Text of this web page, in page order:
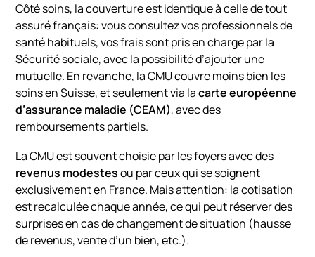
Côté soins, la couverture est identique à celle de tout
assuré français: vous consultez vos professionnels de
santé habituels, vos frais sont pris en charge par la
Sécurité sociale, avec la possibilité d’ajouter une
mutuelle. En revanche, la CMU couvre moins bien les
soins en Suisse, et seulement via lacarte européenne
d’assurance maladie (CEAM), avec des
remboursements partiels.
La CMU est souvent choisie par les foyers avec des
revenus modestesou par ceux qui se soignent
exclusivement en France. Mais attention: la cotisation
est recalculée chaque année, ce qui peut réserver des
surprises en cas de changement de situation (hausse
de revenus, vente d’un bien, etc.).